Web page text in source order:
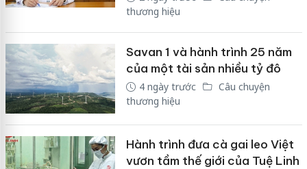
thương hiệu
Savan 1 và hành trình 25 năm
của một tài sản nhiều tỷ đô
4 ngày trước
Câu chuyện
thương hiệu
Hành trình đưa cà gai leo Việt
vươn tầm thế giới của Tuệ Linh